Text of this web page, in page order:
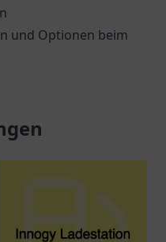
und Optionen beim